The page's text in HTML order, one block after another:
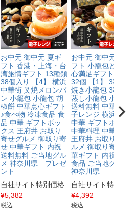
お中元 御中元 夏ギ
フト 香港・上海・台
湾旅情ギフト 13種類
38個入り 【4】 横浜
中華街 叉焼メロンパ
ン 小籠包 小龍包 胡
椒餅 中華点心ギフト
♪食べ物 冷凍食品 食
品 中華 ギフトボッ
クス 王府井 お取り
寄せグルメ 御取り寄
せ 中華ギフト 内祝
送料無料 ご当地グル
メ 神奈川県 プレゼ
ント
自社サイト特別価格
¥5,382
税込
お中元 御中元 夏ギ
フト 小籠包と中華
心満足ギフト 10種
32個 【1】 3種類の
焼き小龍包 3種類の
蒸し小龍包 小籠包
送料無料 中華点 電
子レンジ 横浜中華
中華 ギフトボック
中華料理 中華惣菜
王府井 お取り寄せ
ルメ 御取り寄せ 中
華ギフト 内祝 冷凍
食品 ご当地グルメ
神奈川県
自社サイト特別価
¥4,392
税込